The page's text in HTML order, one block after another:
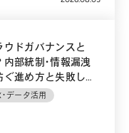
ウドガバナンスと
内部統制・情報漏洩
ぐ進め方と失敗しな
イントを解説
・データ活用